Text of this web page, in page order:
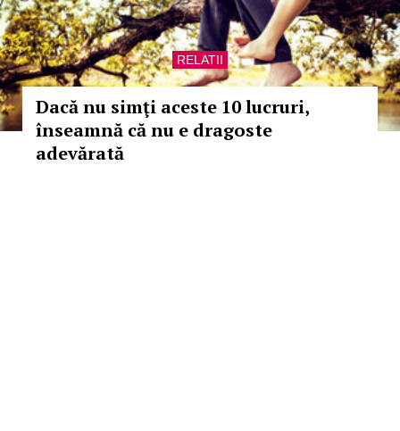
RELATII
Dacă nu simţi aceste 10 lucruri,
înseamnă că nu e dragoste
adevărată